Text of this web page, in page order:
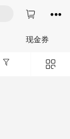


现金券
